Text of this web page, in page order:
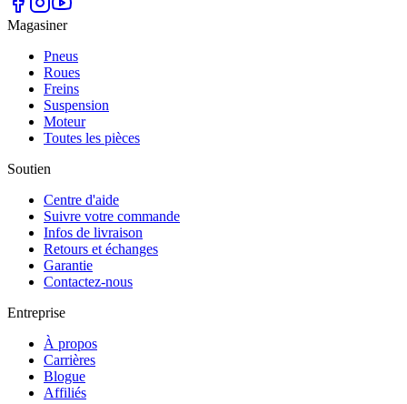
Magasiner
Pneus
Roues
Freins
Suspension
Moteur
Toutes les pièces
Soutien
Centre d'aide
Suivre votre commande
Infos de livraison
Retours et échanges
Garantie
Contactez-nous
Entreprise
À propos
Carrières
Blogue
Affiliés